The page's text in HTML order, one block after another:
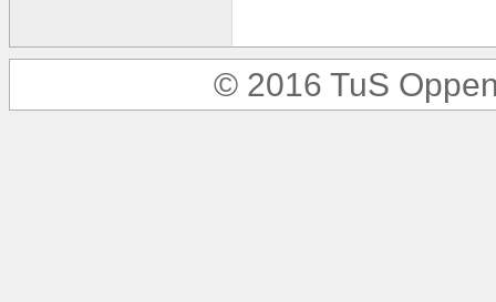
© 2016 TuS